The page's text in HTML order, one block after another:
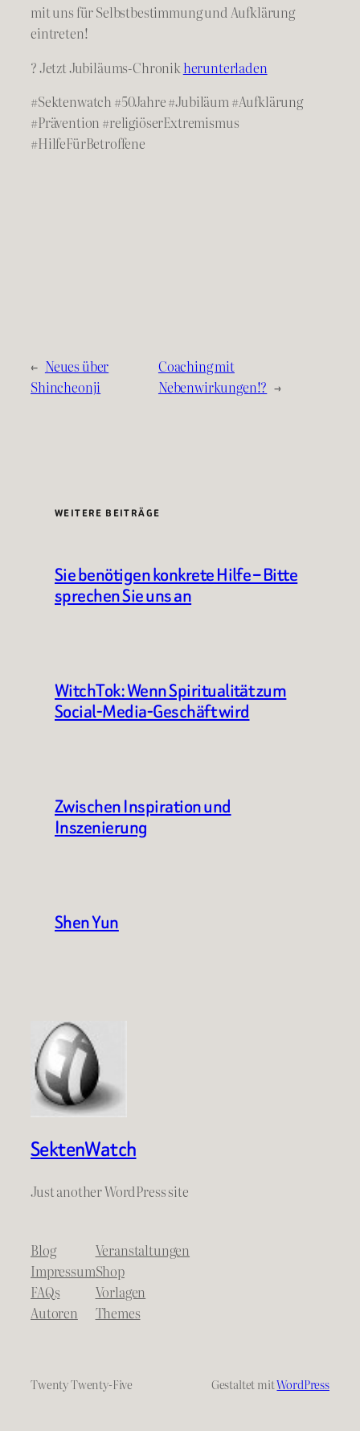
mit uns für Selbstbestimmung und Aufklärung
eintreten!
? Jetzt Jubiläums-Chronikherunterladen
#Sektenwatch #50Jahre #Jubiläum #Aufklärung
#Prävention #religiöserExtremismus
#HilfeFürBetroffene
← Neues über
Shincheonji
Coaching mit
Nebenwirkungen!? →
WEITERE BEITRÄGE
Sie benötigen konkrete Hilfe – Bitte
sprechen Sie uns an
WitchTok: Wenn Spiritualität zum
Social-Media-Geschäft wird
Zwischen Inspiration und
Inszenierung
Shen Yun
SektenWatch
Just another WordPress site
Blog
Impressum
FAQs
Autoren
Veranstaltungen
Shop
Vorlagen
Themes
Twenty Twenty-Five Gestaltet mitWordPress